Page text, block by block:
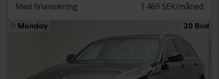
Med finansiering 1 469 SEK/måned
Monday 20 Bud